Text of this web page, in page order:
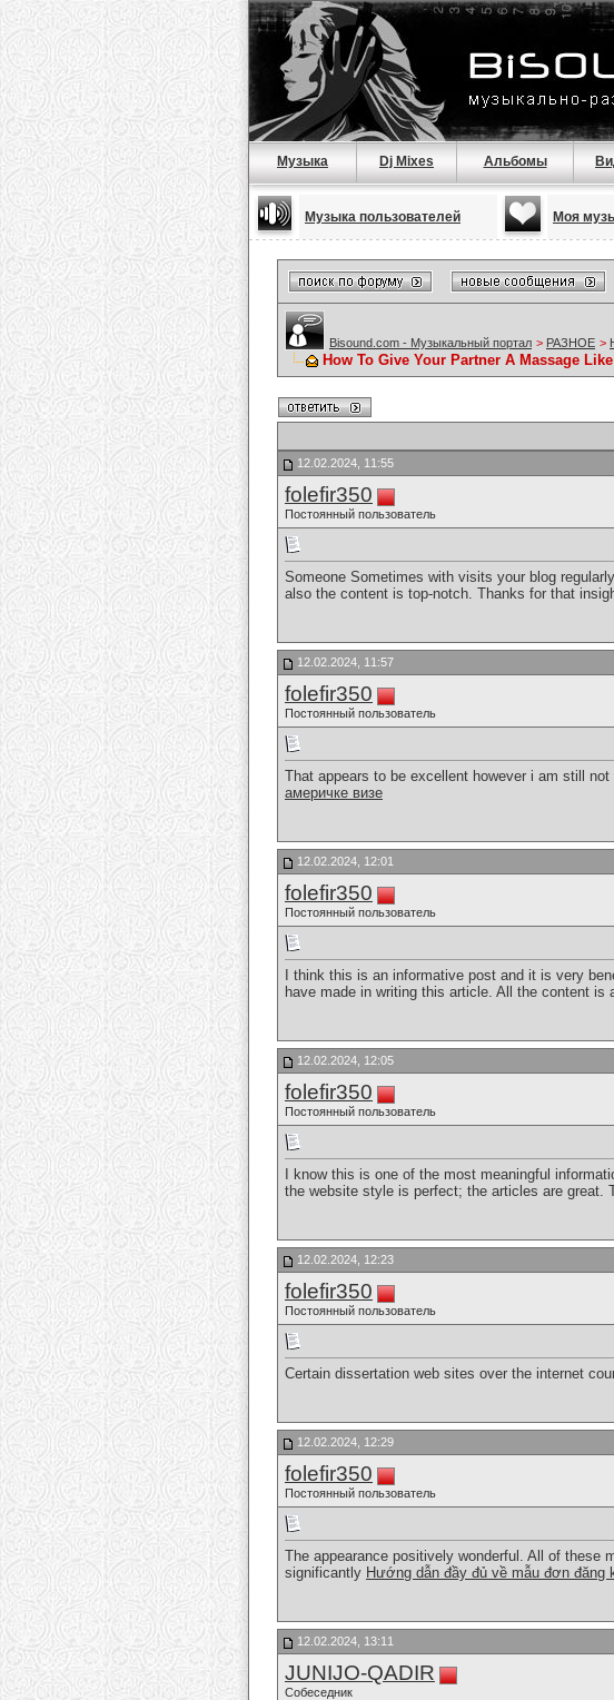
Музыка Dj Mixes Альбомы
Музыка пользователей Моя
Bisound.com - Музыкальный портал > РАЗНОЕ >
How To Give Your Partner A Massage
12.02.2024, 11:55
folefir350
Постоянный пользователь
Someone Sometimes with visits your blog
also the content is top-notch. Thanks for that
12.02.2024, 11:57
folefir350
Постоянный пользователь
That appears to be excellent however i am still
америчке визе
12.02.2024, 12:01
folefir350
Постоянный пользователь
I think this is an informative post and it is very
have made in writing this article. All the content is
12.02.2024, 12:05
folefir350
Постоянный пользователь
I know this is one of the most meaningful
the website style is perfect; the articles are great.
12.02.2024, 12:23
folefir350
Постоянный пользователь
Certain dissertation web sites over the internet
12.02.2024, 12:29
folefir350
Постоянный пользователь
The appearance positively wonderful. All of these
significantly Hướng dẫn đầy đủ về mẫu đơn đăng
12.02.2024, 13:11
JUNIJO-QADIR
Собеседник